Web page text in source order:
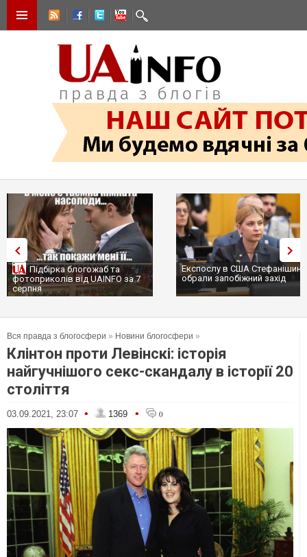
Експослу в США Стефанішиній
обрали запобіжний захід
Трамп не передасть Україні
сотні ракет до Patriot, бо у
Вся правда з блогосфери » Новини блогосфери »
Клінтон проти Левінскі: історія
найгучнішого секс-скандалу в історії 20
століття
03.09.2021, 23:07 • 1369 • 0